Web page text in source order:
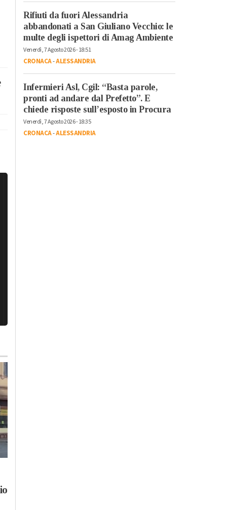
Rifiuti da fuori Alessandria
abbandonati a San Giuliano Vecchio: le
multe degli ispettori di Amag Ambiente
Venerdì, 7 Agosto 2026 - 18:51
CRONACA-ALESSANDRIA
Infermieri Asl, Cgil: “Basta parole,
pronti ad andare dal Prefetto”. E
chiede risposte sull’esposto in Procura
Venerdì, 7 Agosto 2026 - 18:35
CRONACA-ALESSANDRIA